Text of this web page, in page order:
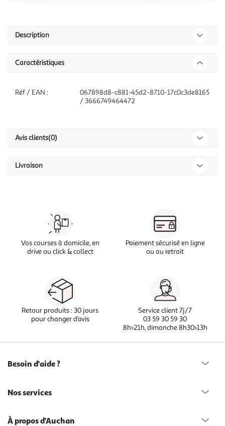
Description
Caractéristiques
Réf / EAN :
067898d8-c881-45d2-8710-17c0c3de8165
/ 3666749464472
Avis clients(0)
Livraison
Vos courses à domicile, en
drive ou click & collect
Paiement sécurisé en ligne
ou au retrait
Retour produits : 30 jours
pour changer d’avis
Service client 7j/7
03 59 30 59 30
8h>21h, dimanche 8h30>13h
Besoin d'aide ?
Nos services
À propos d'Auchan